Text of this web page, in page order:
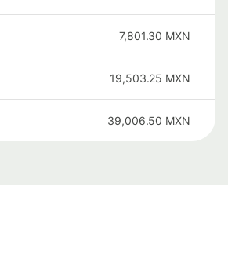
7,801.30 MXN
19,503.25 MXN
39,006.50 MXN